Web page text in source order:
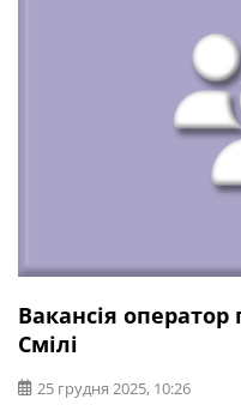
Вакансія
Смілі
25 грудня 2025, 10:26